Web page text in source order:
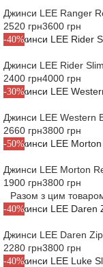
Джинси LEE Ranger
2520 грн3600 грн
-40%
Джинси LEE Rider
2400 грн4000 грн
-30%
Джинси LEE Western
2660 грн3800 грн
-50%
Джинси LEE Morton
1900 грн3800 грн
Разом з цим
-40%
Джинси LEE Daren
2280 грн3800 грн
-40%